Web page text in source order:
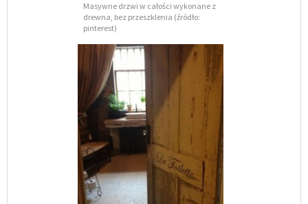
Masywne drzwi w całości wykonane z
drewna, bez przeszklenia (źródło:
pinterest)